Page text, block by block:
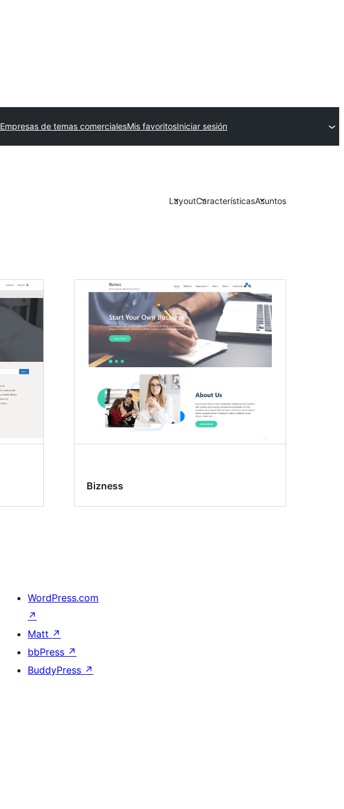
Empresas de temas comercialesMis favoritosIniciar sesión
LayoutCaracterísticasAsuntos
Bizness
WordPress.com
↗
Matt ↗
bbPress ↗
BuddyPress ↗